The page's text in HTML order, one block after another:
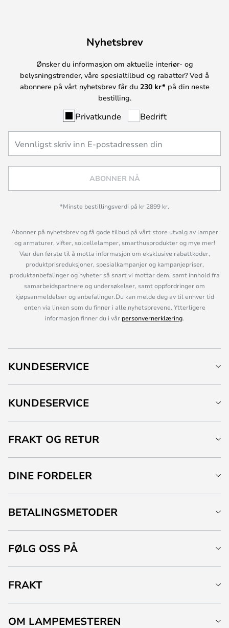
Nyhetsbrev
Ønsker du informasjon om aktuelle interiør- og
belysningstrender, våre spesialtilbud og rabatter? Ved å
abonnere på vårt nyhetsbrev får du 230 kr* på din neste
bestilling.
Privatkunde Bedrift
ABONNER NÅ
*Minste bestillingsverdi på kr 2899 kr.
Abonner på nyhetsbrev og få gode tilbud på vårt store utvalg av lamper
og armaturer, vifter, solcellelamper, smarthusprodukter og mye mer!
Vær den første til å motta informasjon om eksklusive rabattkoder,
produktprisreduksjoner, spesialkampanjer og kampanjepriser,
produktanbefalinger og nyheter så snart vi mottar dem, samt innhold fra
samarbeidspartnere og undersøkelser, samt oppfordringer om
kjøpsanmeldelser og anbefalinger.Du kan melde deg av til enhver tid
enten via linken som du finner i alle nyhetsbrevene. Ytterligere
informasjon finner du i vår personvernerklæring.
KUNDESERVICE
KUNDESERVICE
FRAKT OG RETUR
DINE FORDELER
BETALINGSMETODER
FØLG OSS PÅ
FRAKT
OM LAMPEMESTEREN